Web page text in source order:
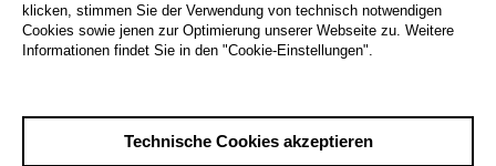
In 80 Tagen um die
Welt
So 15.11.26,
So 15.11.26
klicken, stimmen Sie der Verwendung von technisch notwendigen
Cookies sowie jenen zur Optimierung unserer Webseite zu. Weitere
Informationen findet Sie in den "Cookie-Einstellungen".
Technische Cookies akzeptieren